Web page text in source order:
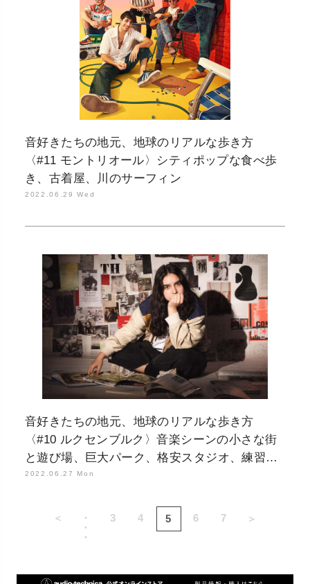
音好きたちの地元、地球のリアルな歩き方
〈#11 モントリオール〉シティポップな食べ歩
き、古着屋、川のサーフィン
2022.06.29 Wed
音好きたちの地元、地球のリアルな歩き方
〈#10 ルクセンブルク〉音楽シーンの小さな街
と遊び場、巨大パーク、格安スタジオ、練習後
のケバブ屋
2022.06.27 Mon
＜
・
・
・
3 4 5 6 7 ＞